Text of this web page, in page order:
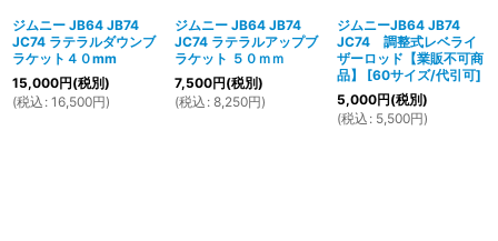
ジムニー JB64 JB74
JC74 ラテラルダウンブ
ラケット４０mm
15,000円(税別)
(税込 : 16,500円)
ジムニー JB64 JB74
JC74 ラテラルアップブ
ラケット ５０ｍｍ
7,500円(税別)
(税込 : 8,250円)
ジムニーJB64 JB74
JC74 調整式レベライ
ザーロッド【業販不可商
品】
[60サイズ/代引可]
5,000円(税別)
(税込 : 5,500円)